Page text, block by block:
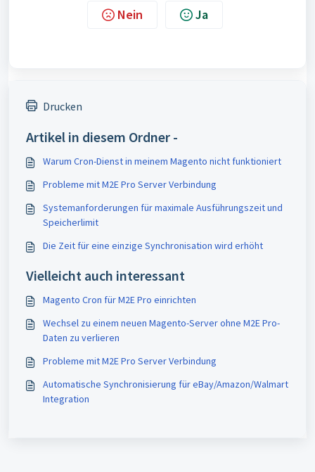
Nein Ja
Drucken
Artikel in diesem Ordner -
Warum Cron-Dienst in meinem Magento nicht funktioniert
Probleme mit M2E Pro Server Verbindung
Systemanforderungen für maximale Ausführungszeit und
Speicherlimit
Die Zeit für eine einzige Synchronisation wird erhöht
Vielleicht auch interessant
Magento Cron für M2E Pro einrichten
Wechsel zu einem neuen Magento-Server ohne M2E Pro-
Daten zu verlieren
Probleme mit M2E Pro Server Verbindung
Automatische Synchronisierung für eBay/Amazon/Walmart
Integration